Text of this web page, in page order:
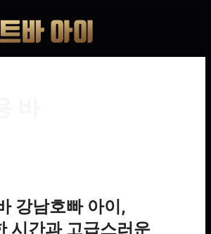
강남호빠 아이,
시간과 고급스러운